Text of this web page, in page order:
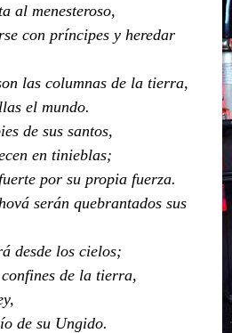
al menesteroso,
con príncipes y heredar
las columnas de la tierra,
el mundo.
de sus santos,
en tinieblas;
por su propia fuerza.
serán quebrantados sus
desde los cielos;
de la tierra,
de su Ungido.